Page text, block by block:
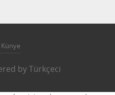
Künye
byTürkçeci